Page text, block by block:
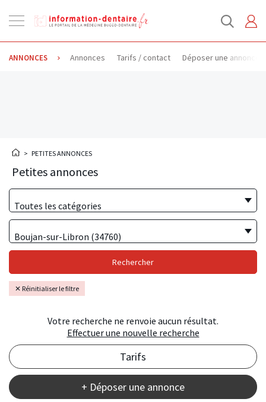
la
ANNONCES Annonces Tarifs / contact Déposer une annonce
> PETITES ANNONCES
Petites annonces
Toutes les catégories
Boujan-sur-Libron (34760)
Rechercher
✕ Réinitialiser le filtre
Votre recherche ne renvoie aucun résultat.
Effectuer une nouvelle recherche
Tarifs
+ Déposer une annonce